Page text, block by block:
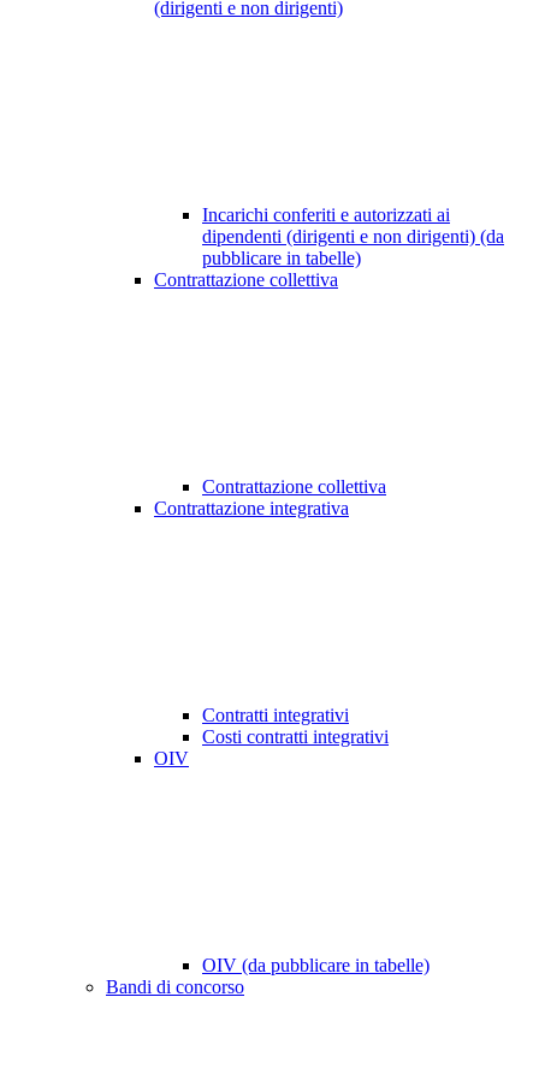
(dirigenti e non dirigenti)
Incarichi conferiti e autorizzati ai
dipendenti (dirigenti e non dirigenti) (da
pubblicare in tabelle)
Contrattazione collettiva
Contrattazione collettiva
Contrattazione integrativa
Contratti integrativi
Costi contratti integrativi
OIV
OIV (da pubblicare in tabelle)
Bandi di concorso